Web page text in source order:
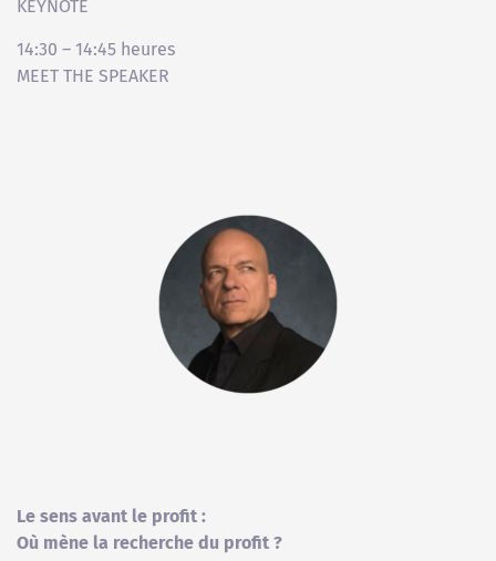
KEYNOTE
14:30 – 14:45 heures
MEET THE SPEAKER
Le sens avant le profit :
Où mène la recherche du profit ?